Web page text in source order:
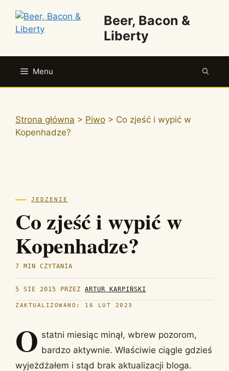
treści
Beer, Bacon &
Liberty
Menu
Strona główna > Piwo > Co zjeść i wypić w
Kopenhadze?
JEDZENIE
Co zjeść i wypić w
Kopenhadze?
7 MIN CZYTANIA
5 SIE 2015 PRZEZ ARTUR KARPIŃSKI
ZAKTUALIZOWANO: 16 LUT 2023
O statni miesiąc minął, wbrew pozorom,
bardzo aktywnie. Właściwie ciągle gdzieś
wyjeżdżałem i stąd brak aktualizacji bloga.